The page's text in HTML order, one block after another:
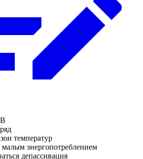
температур
малым энергопотреблением
депассивация